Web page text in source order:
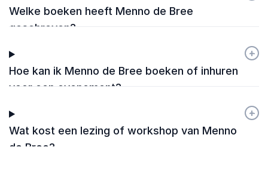
Welke boeken heeft Menno de Bree
geschreven?
Hoe kan ik Menno de Bree boeken of inhuren
voor een evenement?
+
-
Wat kost een lezing of workshop van Menno
de Bree?
+
-